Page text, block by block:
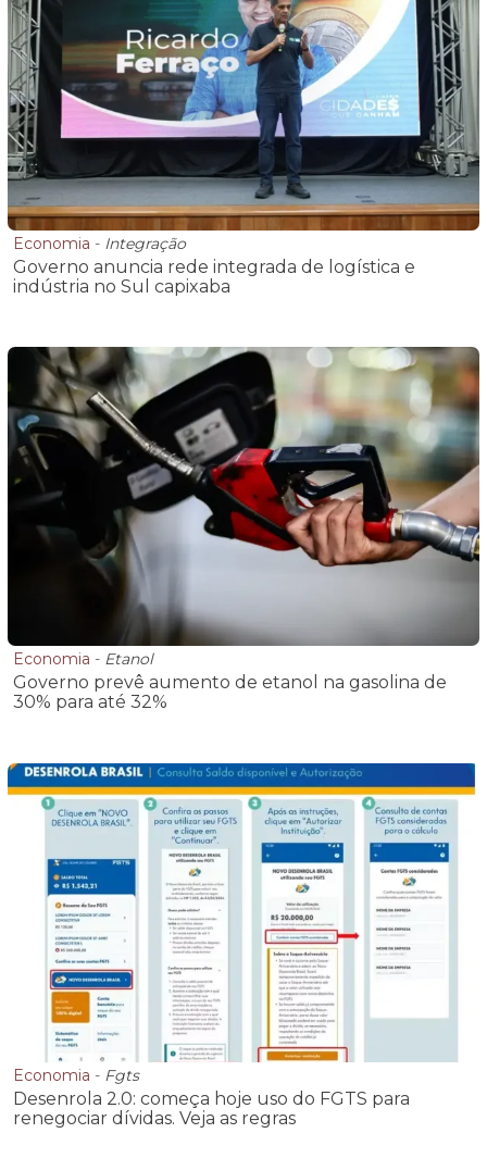
Economia - Integração
Governo anuncia rede integrada de logística e
indústria no Sul capixaba
Economia - Etanol
Governo prevê aumento de etanol na gasolina de
30% para até 32%
Economia - Fgts
Desenrola 2.0: começa hoje uso do FGTS para
renegociar dívidas. Veja as regras